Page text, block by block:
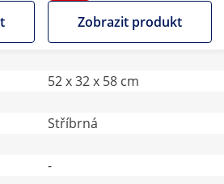
Zobrazit produkt
52 x 32 x 58 cm
Stříbrná
-